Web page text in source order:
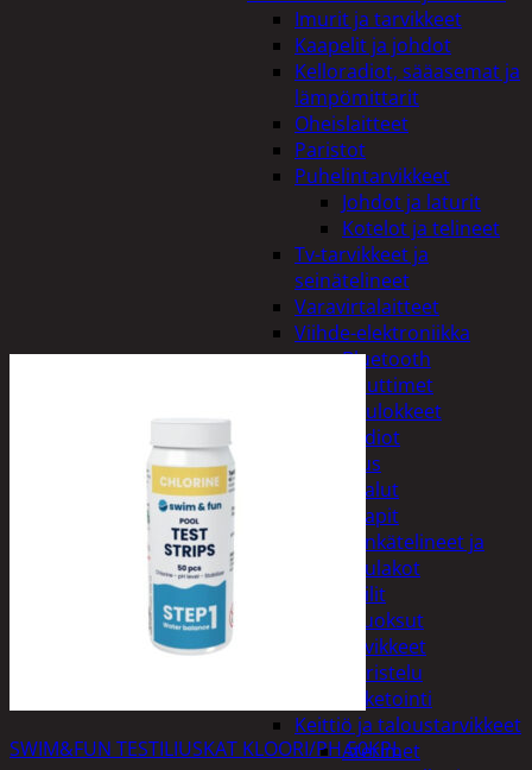
Imurit ja tarvikkeet
Kaapelit ja johdot
Kelloradiot, sääasemat ja
lämpömittarit
Oheislaitteet
Paristot
Puhelintarvikkeet
Johdot ja laturit
Kotelot ja telineet
Tv-tarvikkeet ja
seinätelineet
Varavirtalaitteet
Viihde-elektroniikka
Bluetooth
kaiuttimet
Kuulokkeet
Radiot
Koti ja sisustus
Huonekalut
Kaapit
Kenkätelineet ja
naulakot
Peilit
Huonetuoksut
Juhlatarvikkeet
Koristelu
Paketointi
Keittiö ja taloustarvikkeet
Aterimet
SWIM&FUN TESTILIUSKAT KLOORI/PH 50KPL